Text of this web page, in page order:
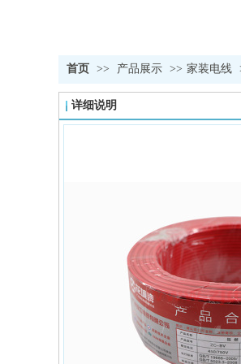
首页 >> 产品展示 >> 家装电线
详细说明